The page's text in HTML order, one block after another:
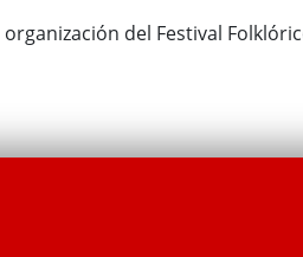
del Festival